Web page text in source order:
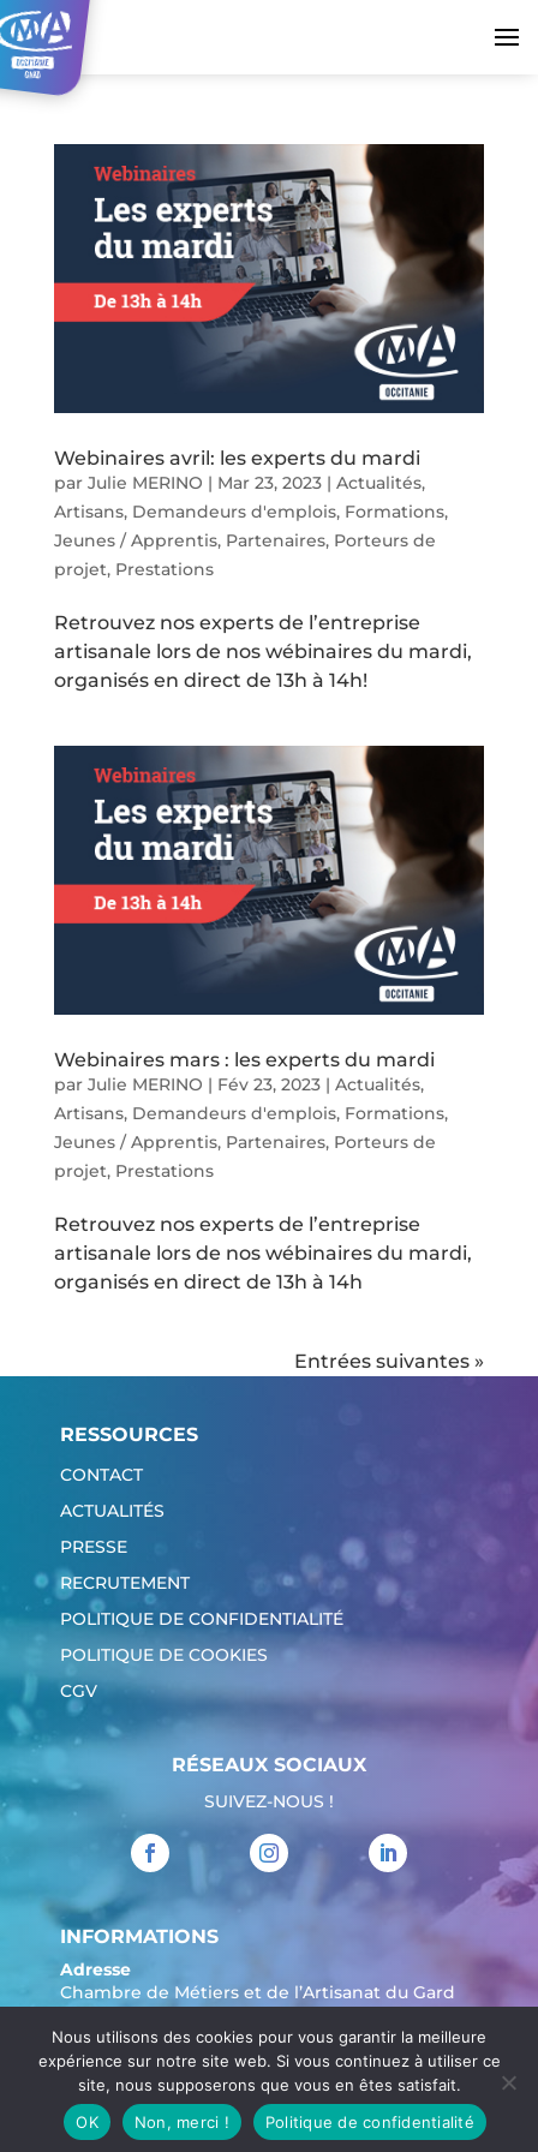
Webinaires avril: les experts du mardi
par Julie MERINO | Mar 23, 2023| Actualités,
Artisans, Demandeurs d'emplois, Formations,
Jeunes / Apprentis, Partenaires, Porteurs de
projet, Prestations
Retrouvez nos experts de l’entreprise
artisanale lors de nos wébinaires du mardi,
organisés en direct de 13h à 14h!
Webinaires mars : les experts du mardi
par Julie MERINO | Fév 23, 2023| Actualités,
Artisans, Demandeurs d'emplois, Formations,
Jeunes / Apprentis, Partenaires, Porteurs de
projet, Prestations
Retrouvez nos experts de l’entreprise
artisanale lors de nos wébinaires du mardi,
organisés en direct de 13h à 14h
Entrées suivantes »
RESSOURCES
CONTACT
ACTUALITÉS
PRESSE
RECRUTEMENT
POLITIQUE DE CONFIDENTIALITÉ
POLITIQUE DE COOKIES
CGV
RÉSEAUX SOCIAUX
SUIVEZ-NOUS !
INFORMATIONS
Adresse
Chambre de Métiers et de l’Artisanat du Gard
904 Avenue Marechal Juin
30908 Nîmes
Tél. :04 66 62 80 00
Nous utilisons des cookies pour vous garantir la meilleure
expérience sur notre site web. Si vous continuez à utiliser ce
site, nous supposerons que vous en êtes satisfait.
OK
Non, merci ! Politique de confidentialité